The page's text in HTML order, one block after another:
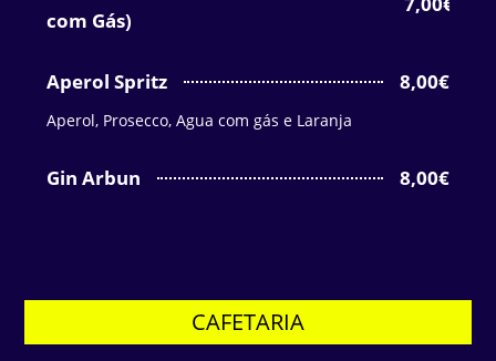
com Gás)
Aperol Spritz 8,00€
Aperol, Prosecco, Agua com gás e Laranja
Gin Arbun 8,00€
CAFETARIA